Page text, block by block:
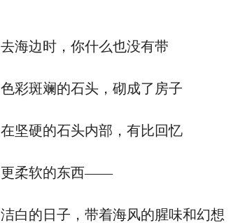
去海边时，你什么也没有带
色彩斑斓的石头，砌成了房子
在坚硬的石头内部，有比回忆
更柔软的东西——
洁白的日子，带着海风的腥味和幻想